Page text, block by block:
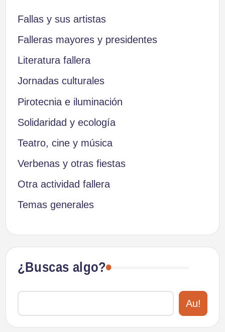
Fallas y sus artistas
Falleras mayores y presidentes
Literatura fallera
Jornadas culturales
Pirotecnia e iluminación
Solidaridad y ecología
Teatro, cine y música
Verbenas y otras fiestas
Otra actividad fallera
Temas generales
¿Buscas algo?
Au!